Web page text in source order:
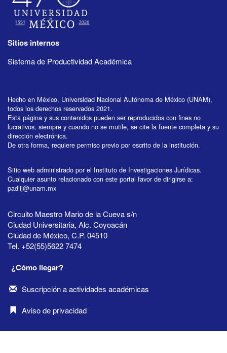
Sitios internos
Sistema de Productividad Académica
Hecho en México, Universidad Nacional Autónoma de México (UNAM),
todos los derechos reservados 2021.
Esta página y sus contenidos pueden ser reproducidos con fines no
lucrativos, siempre y cuando no se mutile, se cite la fuente completa y su
dirección electrónica.
De otra forma, requiere permiso previo por escrito de la institución.
Sitio web administrado por el Instituto de Investigaciones Jurídicas.
Cualquier asunto relacionado con este portal favor de dirigirse a:
padiij@unam.mx
Circuito Maestro Mario de la Cueva s/n
Ciudad Universitaria, Alc. Coyoacán
Ciudad de México, C.P. 04510
Tel. +52(55)5622 7474
¿Cómo llegar?
Suscripción a actividades académicas
Aviso de privacidad